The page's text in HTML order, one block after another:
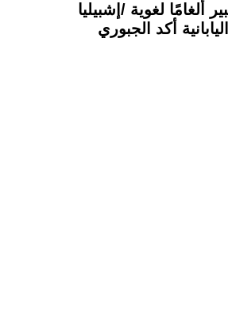
ألغامًا لغوية /إشبيليا
أكد الجبوري